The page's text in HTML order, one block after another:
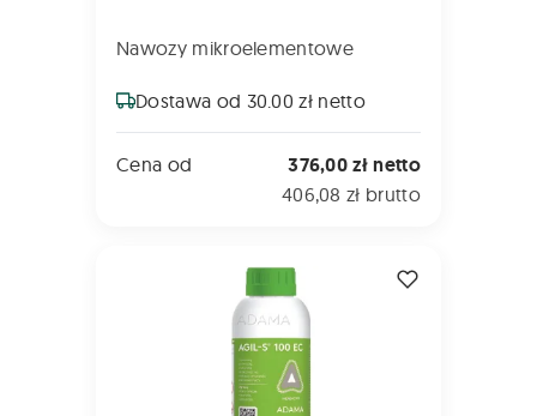
Nawozy mikroelementowe
Dostawa od 30.00 zł netto
Cena od 376,00 zł netto
406,08 zł brutto